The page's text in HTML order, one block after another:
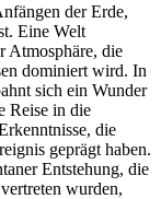
der Erde,
Eine Welt
Atmosphäre, die
dominiert wird. In
sich ein Wunder
Reise in die
die
geprägt haben.
Entstehung, die
wurden,